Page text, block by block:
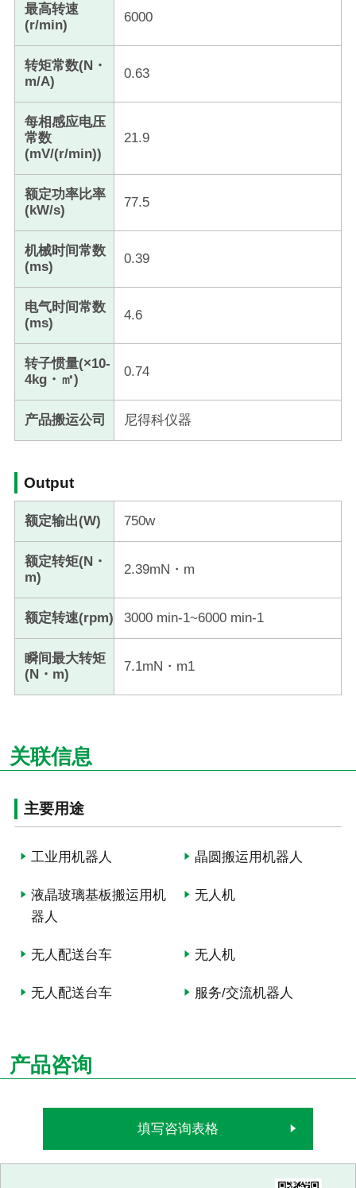
最高转速
(r/min)
6000
转矩常数(N・
m/A)
0.63
每相感应电压
常数
(mV/(r/min))
21.9
额定功率比率
(kW/s)
77.5
机械时间常数
(ms)
0.39
电气时间常数
(ms)
4.6
转子惯量(×10-
4kg・㎡)
0.74
产品搬运公司 尼得科仪器
Output
额定输出(W) 750w
额定转矩(N・
m)
2.39mN・m
额定转速(rpm) 3000 min-1~6000 min-1
瞬间最大转矩
(N・m)
7.1mN・m1
关联信息
主要用途
工业用机器人 晶圆搬运用机器人
液晶玻璃基板搬运用机
器人
无人机
无人配送台车 无人机
无人配送台车 服务/交流机器人
产品咨询
填写咨询表格